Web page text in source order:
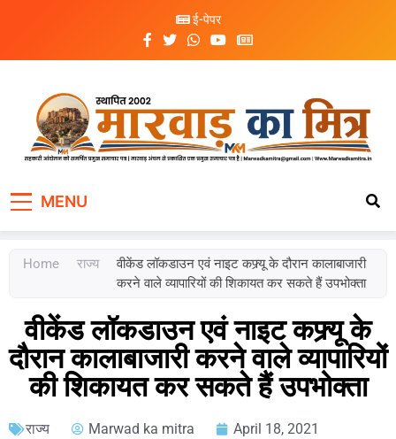
ई-पेपर
Marwad Ka Mitra
MENU
Home राज्य
वीकेंड लॉकडाउन एवं नाइट कफ्र्यू के दौरान कालाबाजारी
करने वाले व्यापारियों की शिकायत कर सकते हैं उपभोक्ता
वीकेंड लॉकडाउन एवं नाइट कफ्र्यू के
दौरान कालाबाजारी करने वाले व्यापारियों
की शिकायत कर सकते हैं उपभोक्ता
राज्य Marwad ka mitra
April 18, 2021